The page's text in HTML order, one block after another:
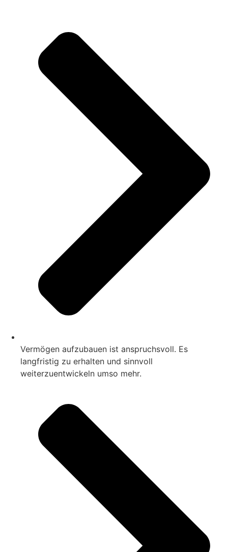
Vermögen aufzubauen ist anspruchsvoll. Es
langfristig zu erhalten und sinnvoll
weiterzuentwickeln umso mehr.